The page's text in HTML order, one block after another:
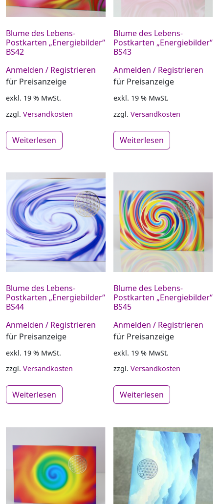
Blume des Lebens-
Postkarten „Energiebilder“
BS42
Anmelden / Registrieren
für Preisanzeige
exkl. 19 % MwSt.
zzgl. Versandkosten
Weiterlesen
Blume des Lebens-
Postkarten „Energiebilder“
BS43
Anmelden / Registrieren
für Preisanzeige
exkl. 19 % MwSt.
zzgl.Versandkosten
Weiterlesen
Blume des Lebens-
Postkarten „Energiebilder“
BS44
Anmelden / Registrieren
für Preisanzeige
exkl. 19 % MwSt.
zzgl. Versandkosten
Weiterlesen
Blume des Lebens-
Postkarten „Energiebilder“
BS45
Anmelden / Registrieren
für Preisanzeige
exkl. 19 % MwSt.
zzgl.Versandkosten
Weiterlesen